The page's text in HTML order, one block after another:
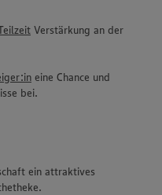
Verstärkung an der
eine Chance und
bei.
ein attraktives